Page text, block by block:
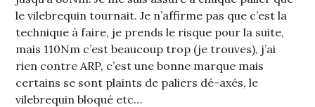
le vilebrequin tournait. Je n’affirme pas que c’est la
technique à faire, je prends le risque pour la suite,
mais 110Nm c’est beaucoup trop (je trouves), j’ai
rien contre ARP, c’est une bonne marque mais
certains se sont plaints de paliers dé-axés, le
vilebrequin bloqué etc…